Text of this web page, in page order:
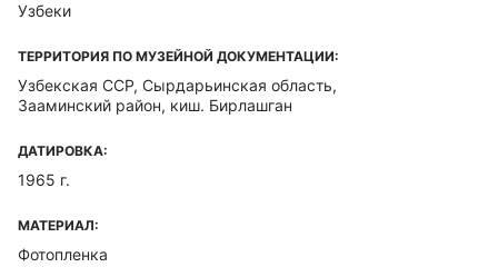
Узбеки
ТЕРРИТОРИЯ ПО МУЗЕЙНОЙ ДОКУМЕНТАЦИИ:
Узбекская ССР, Сырдарьинская область,
Зааминский район, киш. Бирлашган
ДАТИРОВКА:
1965 г.
МАТЕРИАЛ:
Фотопленка